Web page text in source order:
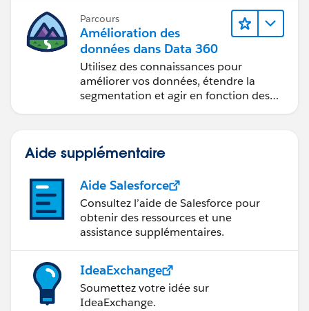
Parcours
Amélioration des
données dans Data 360
Utilisez des connaissances pour
améliorer vos données, étendre la
segmentation et agir en fonction des
données.
Aide supplémentaire
Aide Salesforce
Consultez l’aide de Salesforce pour
obtenir des ressources et une
assistance supplémentaires.
IdeaExchange
Soumettez votre idée sur
IdeaExchange.